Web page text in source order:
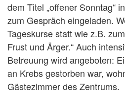
dem Titel „offener Sonntag“
zum Gespräch eingeladen.
Tageskurse statt wie z.B.
Frust und Ärger.“ Auch
Betreuung wird angeboten:
an Krebs gestorben war,
Gästezimmer des Zentrums.